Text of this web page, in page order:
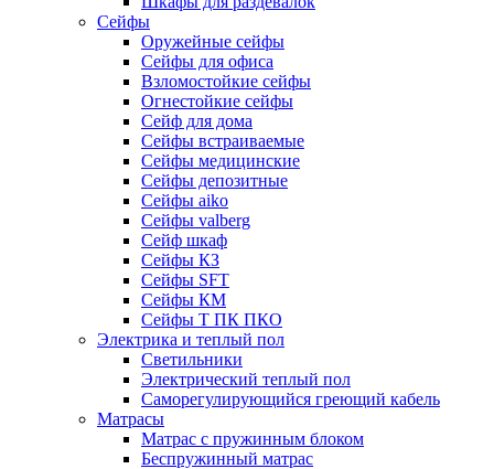
Сейфы
Оружейные сейфы
Сейфы для офиса
Взломостойкие сейфы
Огнестойкие сейфы
Cейф для дома
Сейфы встраиваемые
Сейфы медицинские
Сейфы депозитные
Сейфы aiko
Сейфы valberg
Сейф шкаф
Сейфы КЗ
Сейфы SFT
Сейфы КМ
Сейфы Т ПК ПКО
Электрика и теплый пол
Светильники
Электрический теплый пол
Саморегулирующийся греющий кабель
Матрасы
Матрас с пружинным блоком
Беспружинный матрас